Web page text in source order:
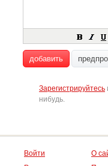
добавить
Зарегистрируйтесь
нибудь.
Войти
О